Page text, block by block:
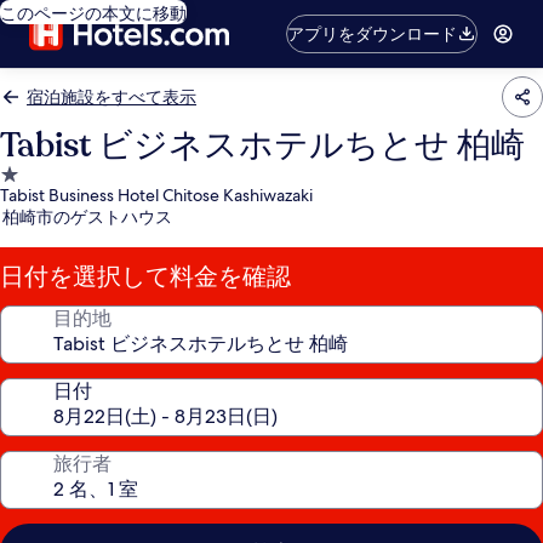
このページの本文に移動
アプリをダウンロード
宿泊施設をすべて表示
Tabist ビジネスホテルちとせ 柏崎
1.0
つ
星
宿
泊
施
Tabist Business Hotel Chitose Kashiwazaki
柏崎市のゲストハウス
日付を選択して料金を確認
目的地
日付
旅行者